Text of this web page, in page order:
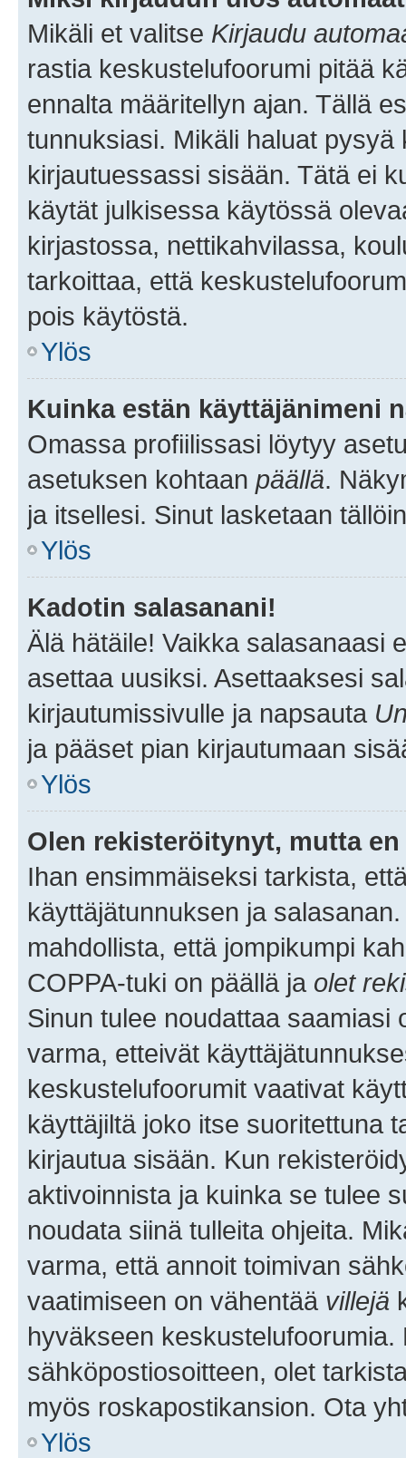
Mikäli et valitse Kirjaudu
rastia keskustelufoorumi pitää
ennalta määritellyn ajan. Tällä
tunnuksiasi. Mikäli haluat
kirjautuessassi sisään. Tätä ei
käytät julkisessa käytössä
kirjastossa, nettikahvilassa,
tarkoittaa, että
pois käytöstä.
Ylös
Kuinka estän käyttäjänimeni
Omassa profiilissasi löytyy
asetuksen kohtaan päällä.
ja itsellesi. Sinut lasketaan
Ylös
Kadotin salasanani!
Älä hätäile! Vaikka salasanaasi
asettaa uusiksi. Asettaaksesi
kirjautumissivulle ja napsauta
ja pääset pian kirjautumaan
Ylös
Olen rekisteröitynyt, mutta
Ihan ensimmäiseksi tarkista,
käyttäjätunnuksen ja
mahdollista, että jompikumpi
COPPA-tuki on päällä ja olet
Sinun tulee noudattaa saamiasi
varma, etteivät
keskustelufoorumit vaativat
käyttäjiltä joko itse suoritettuna
kirjautua sisään. Kun
aktivoinnista ja kuinka se tulee
noudata siinä tulleita ohjeita.
varma, että annoit toimivan
vaatimiseen on vähentää villejä
hyväkseen
sähköpostiosoitteen, olet
myös roskapostikansion. Ota
Ylös